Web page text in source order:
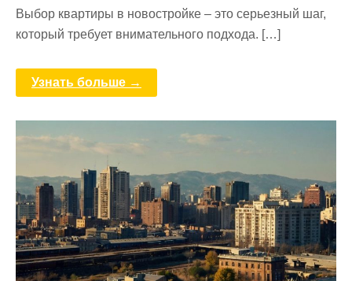
Выбор квартиры в новостройке – это серьезный шаг,
который требует внимательного подхода. […]
Узнать больше →